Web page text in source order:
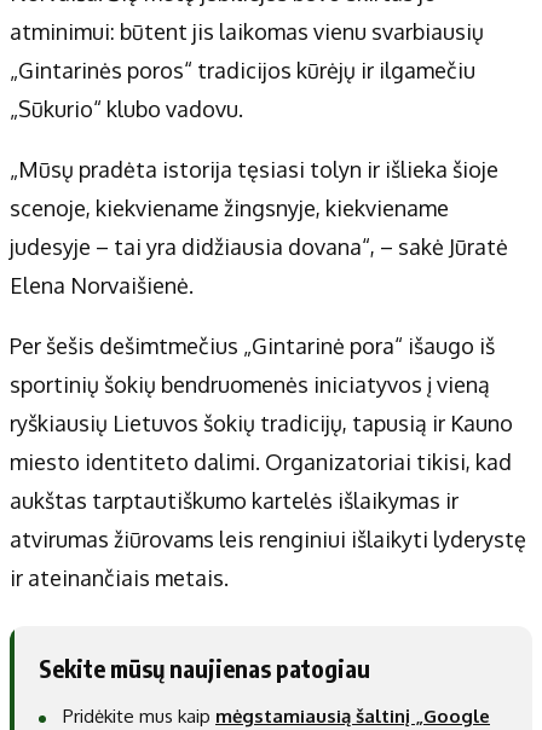
atminimui: būtent jis laikomas vienu svarbiausių
„Gintarinės poros“ tradicijos kūrėjų ir ilgamečiu
„Sūkurio“ klubo vadovu.
„Mūsų pradėta istorija tęsiasi tolyn ir išlieka šioje
scenoje, kiekviename žingsnyje, kiekviename
judesyje – tai yra didžiausia dovana“, – sakė Jūratė
Elena Norvaišienė.
Per šešis dešimtmečius „Gintarinė pora“ išaugo iš
sportinių šokių bendruomenės iniciatyvos į vieną
ryškiausių Lietuvos šokių tradicijų, tapusią ir Kauno
miesto identiteto dalimi. Organizatoriai tikisi, kad
aukštas tarptautiškumo kartelės išlaikymas ir
atvirumas žiūrovams leis renginiui išlaikyti lyderystę
ir ateinančiais metais.
Sekite mūsų naujienas patogiau
Pridėkite mus kaip mėgstamiausią šaltinį „Google